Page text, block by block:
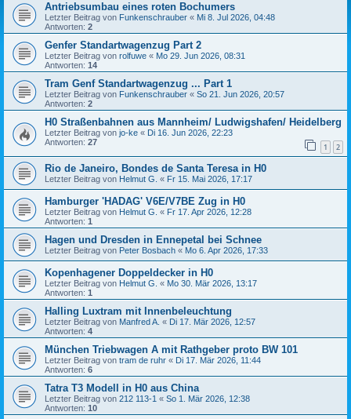
Antriebsumbau eines roten Bochumers
Letzter Beitrag von Funkenschrauber « Mi 8. Jul 2026, 04:48
Antworten: 2
Genfer Standartwagenzug Part 2
Letzter Beitrag von rolfuwe « Mo 29. Jun 2026, 08:31
Antworten: 14
Tram Genf Standartwagenzug ... Part 1
Letzter Beitrag von Funkenschrauber « So 21. Jun 2026, 20:57
Antworten: 2
H0 Straßenbahnen aus Mannheim/ Ludwigshafen/ Heidelberg
Letzter Beitrag von jo-ke « Di 16. Jun 2026, 22:23
Antworten: 27 1 2
Rio de Janeiro, Bondes de Santa Teresa in H0
Letzter Beitrag von Helmut G. « Fr 15. Mai 2026, 17:17
Hamburger 'HADAG' V6E/V7BE Zug in H0
Letzter Beitrag von Helmut G. « Fr 17. Apr 2026, 12:28
Antworten: 1
Hagen und Dresden in Ennepetal bei Schnee
Letzter Beitrag von Peter Bosbach « Mo 6. Apr 2026, 17:33
Kopenhagener Doppeldecker in H0
Letzter Beitrag von Helmut G. « Mo 30. Mär 2026, 13:17
Antworten: 1
Halling Luxtram mit Innenbeleuchtung
Letzter Beitrag von Manfred A. « Di 17. Mär 2026, 12:57
Antworten: 4
München Triebwagen A mit Rathgeber proto BW 101
Letzter Beitrag von tram de ruhr « Di 17. Mär 2026, 11:44
Antworten: 6
Tatra T3 Modell in H0 aus China
Letzter Beitrag von 212 113-1 « So 1. Mär 2026, 12:38
Antworten: 10